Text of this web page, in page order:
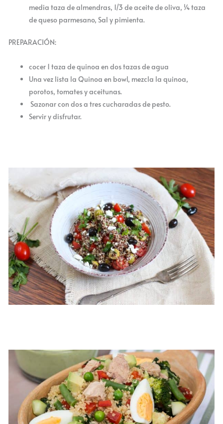
media taza de almendras, 1/3 de aceite de oliva, ¼ taza
de queso parmesano, Sal y pimienta.
PREPARACIÓN:
cocer 1 taza de quinoa en dos tazas de agua
Una vez lista la Quinoa en bowl, mezcla la quinoa,
porotos, tomates y aceitunas.
Sazonar con dos a tres cucharadas de pesto.
Servir y disfrutar.